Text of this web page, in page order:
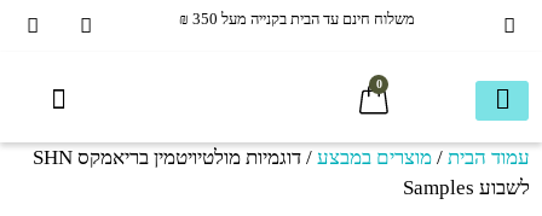
משלוח חינם עד הבית בקנייה מעל 350 ₪
0
עמוד הבית / מוצרים במבצע
/ דוגמיות מולטיויטמין בריאמקס SHN
לשבוע Samples